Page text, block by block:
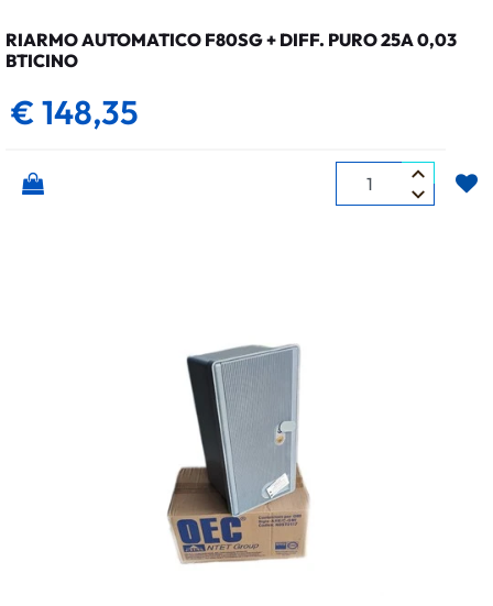
RIARMO AUTOMATICO F80SG + DIFF. PURO 25A 0,03
BTICINO
€ 148,35
Quantità